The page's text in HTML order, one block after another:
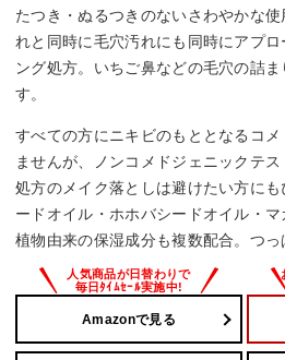
たつき・ぬるつきのないさわやかな
れと同時に毛穴汚れにも同時にアプ
ング処方。いちご鼻などの毛穴の詰
す。
すべての方にニキビのもととなるコ
ませんが、ノンコメドジェニックテ
処方のメイク落としは避けたい方に
ードオイル・ホホバシードオイル・
植物由来の保湿成分も複数配合。つっ
Amazonで見る